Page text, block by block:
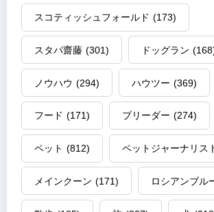
スコティッシュフォールド (173)
スタパ齋藤 (301) ドッグラン
ノウハウ (294) ハウツー (369)
フード (171) ブリーダー (274)
ペット (812) ペットジャーナリス
メインクーン (171) ロシアンブル